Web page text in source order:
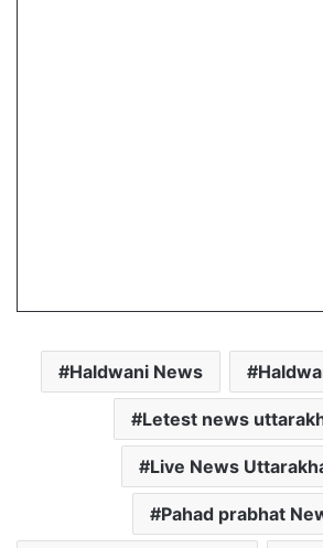
Haldwani News
Letest news
Live News
Pahad prabhat